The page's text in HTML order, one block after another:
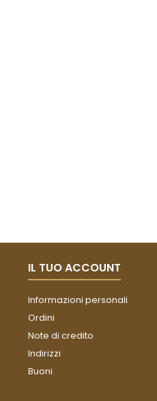
IL TUO ACCOUNT
Informazioni personali
Ordini
Note di credito
Indirizzi
Buoni